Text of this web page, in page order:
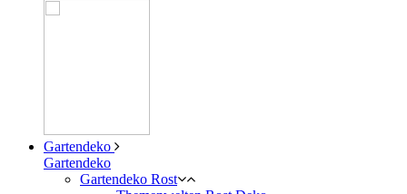
Gartendeko
Gartendeko
Gartendeko Rost